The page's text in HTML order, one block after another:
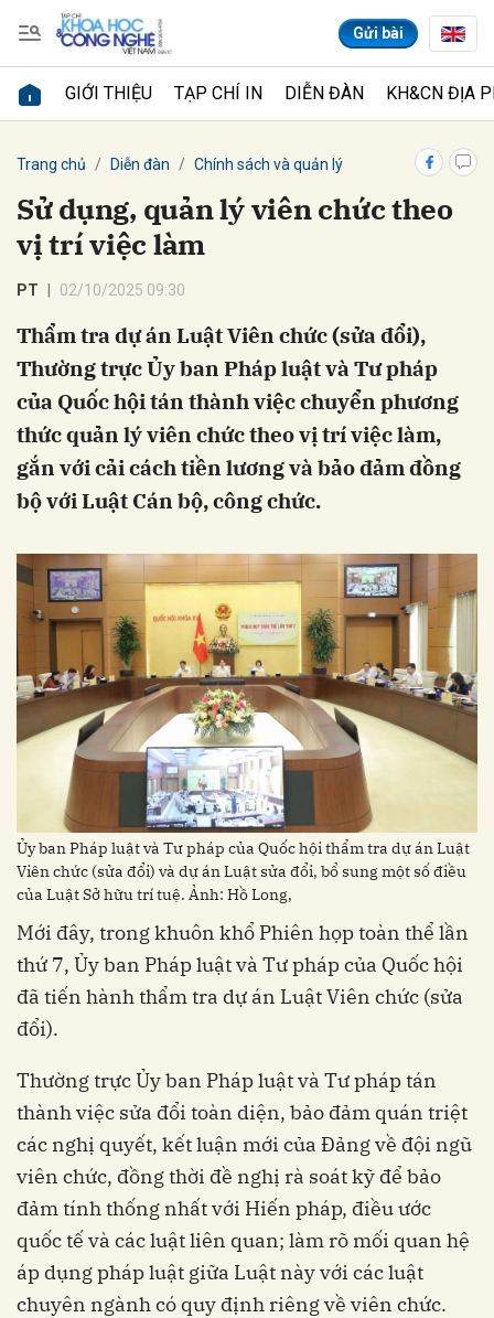
Gửi bài
GIỚI THIỆU TẠP CHÍ IN DIỄN ĐÀN KH&CN ĐỊA
Trang chủ Diễn đàn Chính sách và quản lý
Sử dụng, quản lý viên chức theo
vị trí việc làm
PT 02/10/2025 09:30
Thẩm tra dự án Luật Viên chức (sửa đổi),
Thường trực Ủy ban Pháp luật và Tư pháp
của Quốc hội tán thành việc chuyển phương
thức quản lý viên chức theo vị trí việc làm,
gắn với cải cách tiền lương và bảo đảm đồng
bộ với Luật Cán bộ, công chức.
Ủy ban Pháp luật và Tư pháp của Quốc hội thẩm tra dự án Luật
Viên chức (sửa đổi) và dự án Luật sửa đổi, bổ sung một số điều
của Luật Sở hữu trí tuệ. Ảnh: Hồ Long,
Mới đây, trong khuôn khổ Phiên họp toàn thể lần
thứ 7, Ủy ban Pháp luật và Tư pháp của Quốc hội
đã tiến hành thẩm tra dự án Luật Viên chức (sửa
đổi).
Thường trực Ủy ban Pháp luật và Tư pháp tán
thành việc sửa đổi toàn diện, bảo đảm quán triệt
các nghị quyết, kết luận mới của Đảng về đội ngũ
viên chức, đồng thời đề nghị rà soát kỹ để bảo
đảm tính thống nhất với Hiến pháp, điều ước
quốc tế và các luật liên quan; làm rõ mối quan hệ
áp dụng pháp luật giữa Luật này với các luật
chuyên ngành có quy định riêng về viên chức.
Gửi bình luận
Hủy Gửi